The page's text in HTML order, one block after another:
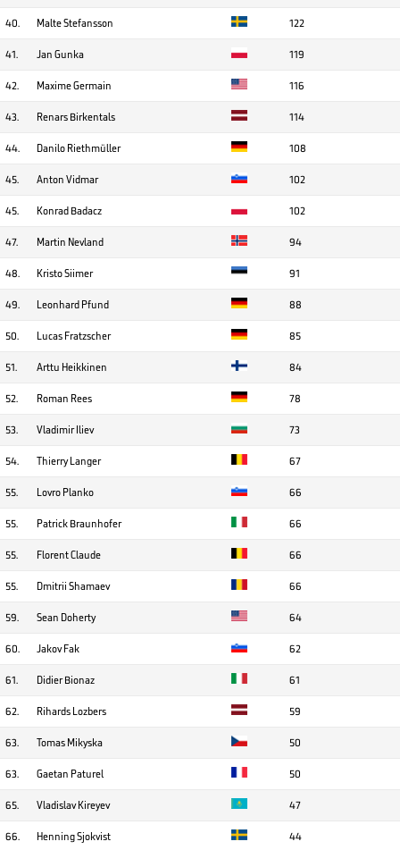
40. Malte Stefansson 122
41. Jan Gunka 119
42. Maxime Germain 116
43. Renars Birkentals 114
44. Danilo Riethmüller 108
45. Anton Vidmar 102
45. Konrad Badacz 102
47. Martin Nevland 94
48. Kristo Siimer 91
49. Leonhard Pfund 88
50. Lucas Fratzscher 85
51. Arttu Heikkinen 84
52. Roman Rees 78
53. Vladimir Iliev 73
54. Thierry Langer 67
55. Lovro Planko 66
55. Patrick Braunhofer 66
55. Florent Claude 66
55. Dmitrii Shamaev 66
59. Sean Doherty 64
60. Jakov Fak 62
61. Didier Bionaz 61
62. Rihards Lozbers 59
63. Tomas Mikyska 50
63. Gaetan Paturel 50
65. Vladislav Kireyev 47
66. Henning Sjokvist 44